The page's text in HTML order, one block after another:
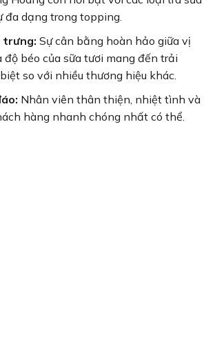
đa dạng trong topping.
trưng: Sự cân bằng hoàn hảo giữa vị
độ béo của sữa tươi mang đến trải
so với nhiều thương hiệu khác.
Nhân viên thân thiện, nhiệt tình và
hàng nhanh chóng nhất có thể.